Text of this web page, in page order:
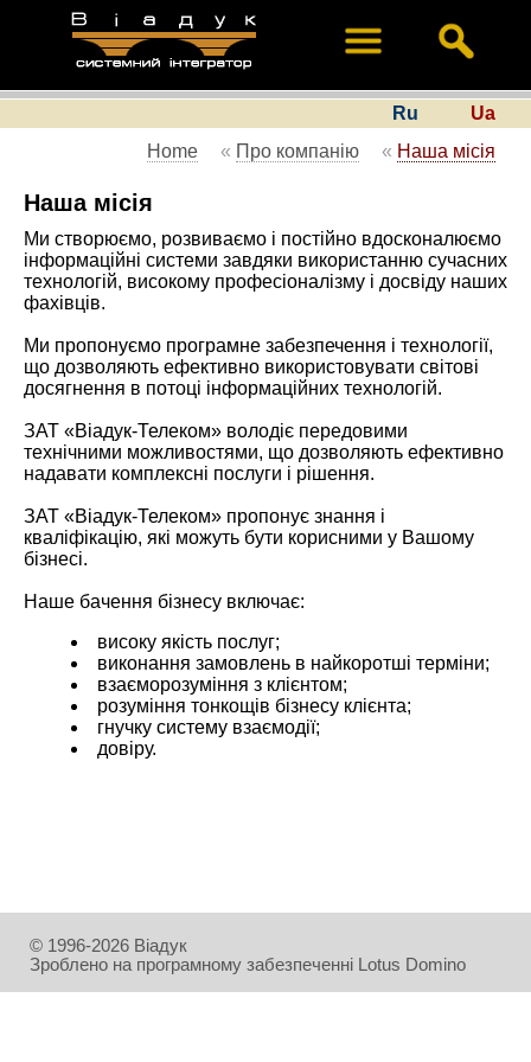
Ru
Ua
Home
« Про компанію « Наша місія
Наша місія
Ми створюємо, розвиваємо і постійно вдосконалюємо
інформаційні системи завдяки використанню сучасних
технологій, високому професіоналізму і досвіду наших
фахівців.
Ми пропонуємо програмне забезпечення і технології,
що дозволяють ефективно використовувати світові
досягнення в потоці інформаційних технологій.
ЗАТ «Віадук-Телеком» володіє передовими
технічними можливостями, що дозволяють ефективно
надавати комплексні послуги і рішення.
ЗАТ «Віадук-Телеком» пропонує знання і
кваліфікацію, які можуть бути корисними у Вашому
бізнесі.
Наше бачення бізнесу включає:
високу якість послуг;
виконання замовлень в найкоротші терміни;
взаєморозуміння з клієнтом;
розуміння тонкощів бізнесу клієнта;
гнучку систему взаємодії;
довіру.
© 1996-2026 Віадук
Зроблено на програмному забезпеченні Lotus Domino